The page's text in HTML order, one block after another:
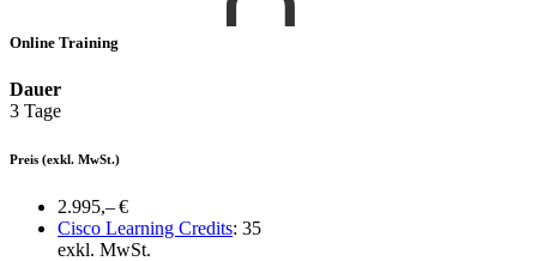
Online Training
Dauer
3 Tage
Preis (exkl. MwSt.)
2.995,– €
Cisco Learning Credits: 35
exkl. MwSt.